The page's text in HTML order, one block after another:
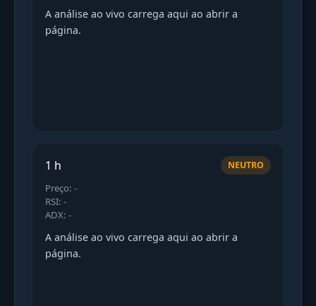
A análise ao vivo carrega aqui ao abrir a
página.
1 h NEUTRO
Preço: -
RSI: -
ADX: -
A análise ao vivo carrega aqui ao abrir a
página.